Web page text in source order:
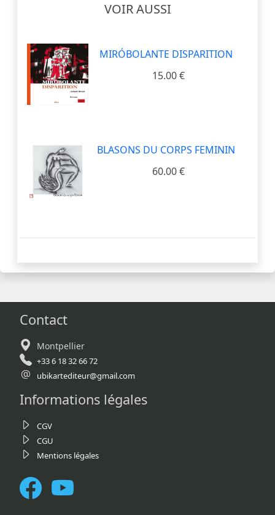
VOIR AUSSI
MIRÓBOLANTE DISPARITION
15.00 €
BLASONS DU CORPS FEMININ
60.00 €
Contact
Montpellier
+33 6 18 32 66 72
ubikartediteur@gmail.com
Informations légales
CGV
CGU
Mentions légales